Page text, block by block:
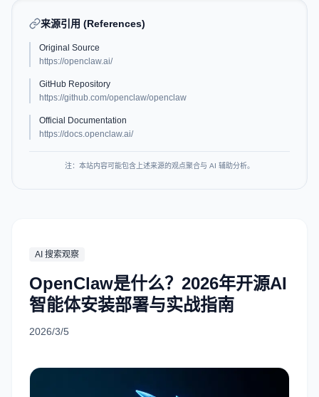
来源引用 (References)
Original Source
https://openclaw.ai/
GitHub Repository
https://github.com/openclaw/openclaw
Official Documentation
https://docs.openclaw.ai/
注：本站内容可能包含上述来源的观点聚合与 AI 辅助分析。
AI 搜索观察
OpenClaw是什么？2026年开源AI
智能体安装部署与实战指南
2026/3/5